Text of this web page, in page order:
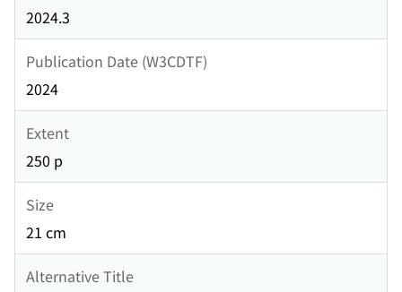
2024.3
Publication Date (W3CDTF)
2024
Extent
250 p
Size
21 cm
Alternative Title